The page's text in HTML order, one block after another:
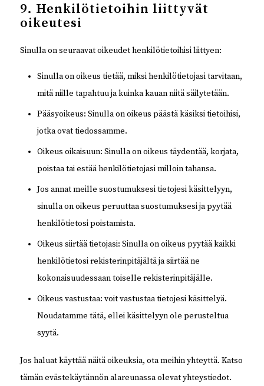
9. Henkilötietoihin liittyvät
oikeutesi
Sinulla on seuraavat oikeudet henkilötietoihisi liittyen:
Sinulla on oikeus tietää, miksi henkilötietojasi tarvitaan,
mitä niille tapahtuu ja kuinka kauan niitä säilytetään.
Pääsyoikeus: Sinulla on oikeus päästä käsiksi tietoihisi,
jotka ovat tiedossamme.
Oikeus oikaisuun: Sinulla on oikeus täydentää, korjata,
poistaa tai estää henkilötietojasi milloin tahansa.
Jos annat meille suostumuksesi tietojesi käsittelyyn,
sinulla on oikeus peruuttaa suostumuksesi ja pyytää
henkilötietosi poistamista.
Oikeus siirtää tietojasi: Sinulla on oikeus pyytää kaikki
henkilötietosi rekisterinpitäjältä ja siirtää ne
kokonaisuudessaan toiselle rekisterinpitäjälle.
Oikeus vastustaa: voit vastustaa tietojesi käsittelyä.
Noudatamme tätä, ellei käsittelyyn ole perusteltua
syytä.
Jos haluat käyttää näitä oikeuksia, ota meihin yhteyttä. Katso
tämän evästekäytännön alareunassa olevat yhteystiedot.